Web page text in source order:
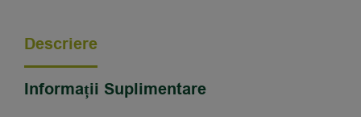
Descriere
Informații Suplimentare